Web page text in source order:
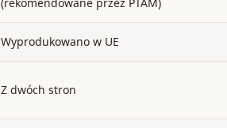
Wyprodukowano w UE
Z dwóch stron